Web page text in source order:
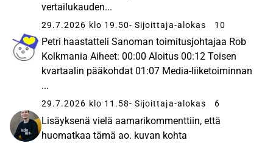
vertailukauden...
29.7.2026 klo 19.50- Sijoittaja-alokas 10
Petri haastatteli Sanoman toimitusjohtajaa Rob
Kolkmania Aiheet: 00:00 Aloitus 00:12 Toisen
kvartaalin pääkohdat 01:07 Media-liiketoiminnan
...
29.7.2026 klo 11.58- Sijoittaja-alokas 6
Lisäyksenä vielä aamarikommenttiin, että
huomatkaa tämä ao. kuvan kohta